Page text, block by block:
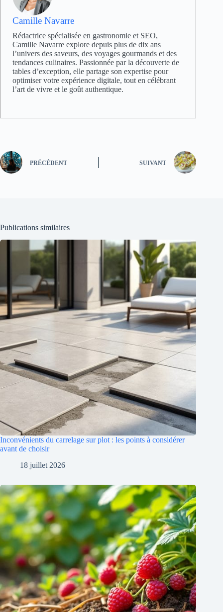
Camille Navarre
Rédactrice spécialisée en gastronomie et SEO,
Camille Navarre explore depuis plus de dix ans
l’univers des saveurs, des voyages gourmands et des
tendances culinaires. Passionnée par la découverte de
tables d’exception, elle partage son expertise pour
optimiser votre expérience digitale, tout en célébrant
l’art de vivre et le goût authentique.
PRÉCÉDENT SUIVANT
Publications similaires
Inconvénients du carrelage sur plot : les points à considérer
avant de choisir
18 juillet 2026